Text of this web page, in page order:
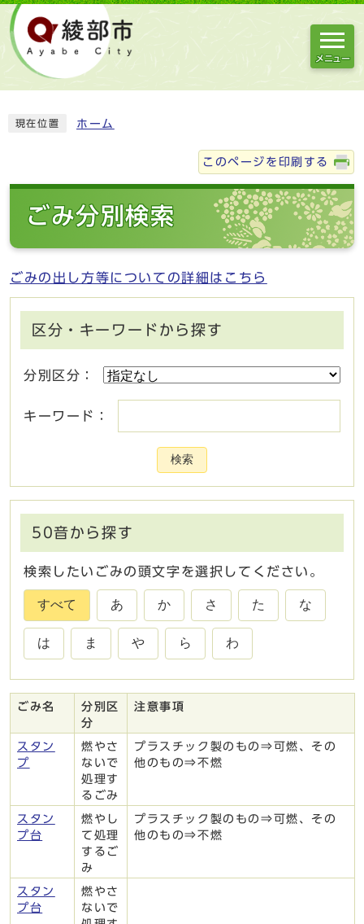
メニュー
現在位置 ホーム
このページを印刷する
ごみ分別検索
ごみの出し方等についての詳細はこちら
区分・キーワードから探す
分別区分：
キーワード：
検索
50音から探す
検索したいごみの頭文字を選択してください。
すべて あ か さ た な
は ま や ら わ
ごみ一覧
ごみ名
分別区
分
注意事項
スタン
プ
燃やさ
ないで
処理す
るごみ
プラスチック製のもの⇒可燃、その
他のもの⇒不燃
スタン
プ台
燃やし
て処理
するご
み
プラスチック製のもの⇒可燃、その
他のもの⇒不燃
スタン
プ台
燃やさ
ないで